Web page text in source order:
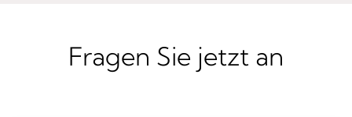
Fragen Sie jetzt an